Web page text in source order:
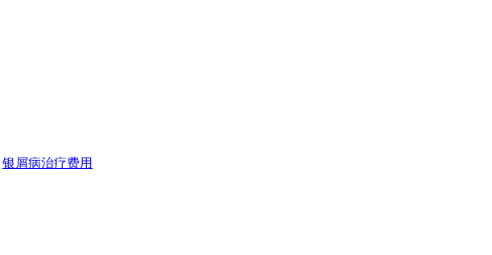
银屑病治疗费用